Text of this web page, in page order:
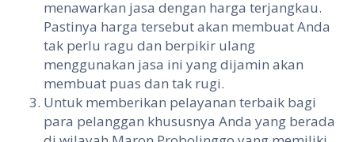
menawarkan jasa dengan harga terjangkau.
Pastinya harga tersebut akan membuat Anda
tak perlu ragu dan berpikir ulang
menggunakan jasa ini yang dijamin akan
membuat puas dan tak rugi.
Untuk memberikan pelayanan terbaik bagi
para pelanggan khususnya Anda yang berada